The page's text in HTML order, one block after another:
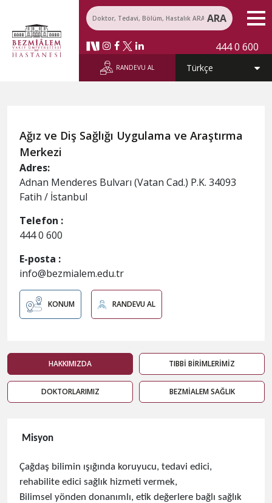
ARA
444 0 600
RANDEVU AL
Ağız ve Diş Sağlığı Uygulama ve Araştırma
Merkezi
Adres:
Adnan Menderes Bulvarı (Vatan Cad.) P.K. 34093
Fatih / İstanbul​​
Telefon :
444 0 600
E-posta :
info@bezmialem.edu.tr
KONUM RANDEVU AL
HAKKIMIZDA TIBBİ BİRİMLERİMİZ
DOKTORLARIMIZ BEZMİALEM SAĞLIK
Misyon
Çağdaş bilimin ışığında koruyucu, tedavi edici,
rehabilite edici sağlık hizmeti vermek,
Bilimsel yönden donanımlı, etik değerlere bağlı sağlık